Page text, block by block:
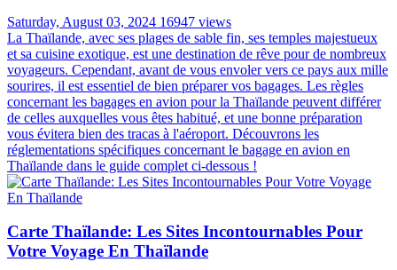
Saturday, August 03, 2024 16947 views
La Thaïlande, avec ses plages de sable fin, ses temples majestueux
et sa cuisine exotique, est une destination de rêve pour de nombreux
voyageurs. Cependant, avant de vous envoler vers ce pays aux mille
sourires, il est essentiel de bien préparer vos bagages. Les règles
concernant les bagages en avion pour la Thaïlande peuvent différer
de celles auxquelles vous êtes habitué, et une bonne préparation
vous évitera bien des tracas à l'aéroport. Découvrons les
réglementations spécifiques concernant le bagage en avion en
Thaïlande dans le guide complet ci-dessous !
Carte Thaïlande: Les Sites Incontournables Pour
Votre Voyage En Thaïlande